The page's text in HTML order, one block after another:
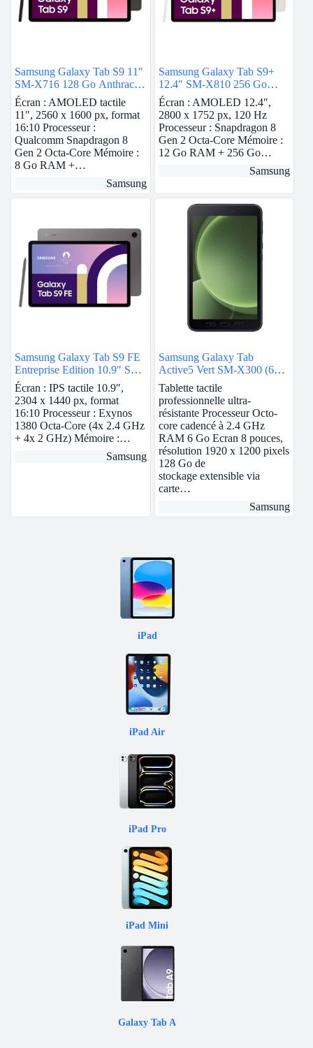
Samsung Galaxy Tab S9 11″
SM-X716 128 Go Anthracite
5G
Écran : AMOLED tactile
11″, 2560 x 1600 px, format
16:10 Processeur :
Qualcomm Snapdragon 8
Gen 2 Octa-Core Mémoire :
8 Go RAM +…
Samsung
Samsung Galaxy Tab S9+
12.4″ SM-X810 256 Go
Crème Wi-Fi
Écran : AMOLED 12.4″,
2800 x 1752 px, 120 Hz
Processeur : Snapdragon 8
Gen 2 Octa-Core Mémoire :
12 Go RAM + 256 Go…
Samsung
Samsung Galaxy Tab S9 FE
Entreprise Edition 10.9″ SM-
X510N 128 Go Anthracite
5G
Écran : IPS tactile 10.9″,
2304 x 1440 px, format
16:10 Processeur : Exynos
1380 Octa-Core (4x 2.4 GHz
+ 4x 2 GHz) Mémoire :…
Samsung
Samsung Galaxy Tab
Active5 Vert SM-X300 (6
Go / 128 Go)
Tablette tactile
professionnelle ultra-
résistante Processeur Octo-
core cadencé à 2.4 GHz
RAM 6 Go Ecran 8 pouces,
résolution 1920 x 1200 pixels
128 Go de
stockage extensible via
carte…
Samsung
iPad
iPad Air
iPad Pro
iPad Mini
Galaxy Tab A